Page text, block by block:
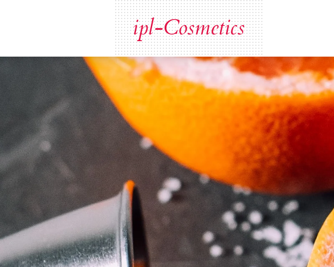
ipl-Cosmetics